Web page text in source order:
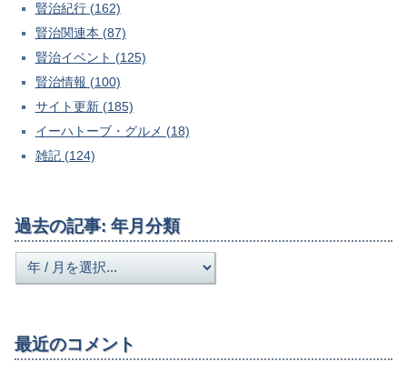
賢治紀行 (162)
賢治関連本 (87)
賢治イベント (125)
賢治情報 (100)
サイト更新 (185)
イーハトーブ・グルメ (18)
雑記 (124)
過去の記事: 年月分類
最近のコメント